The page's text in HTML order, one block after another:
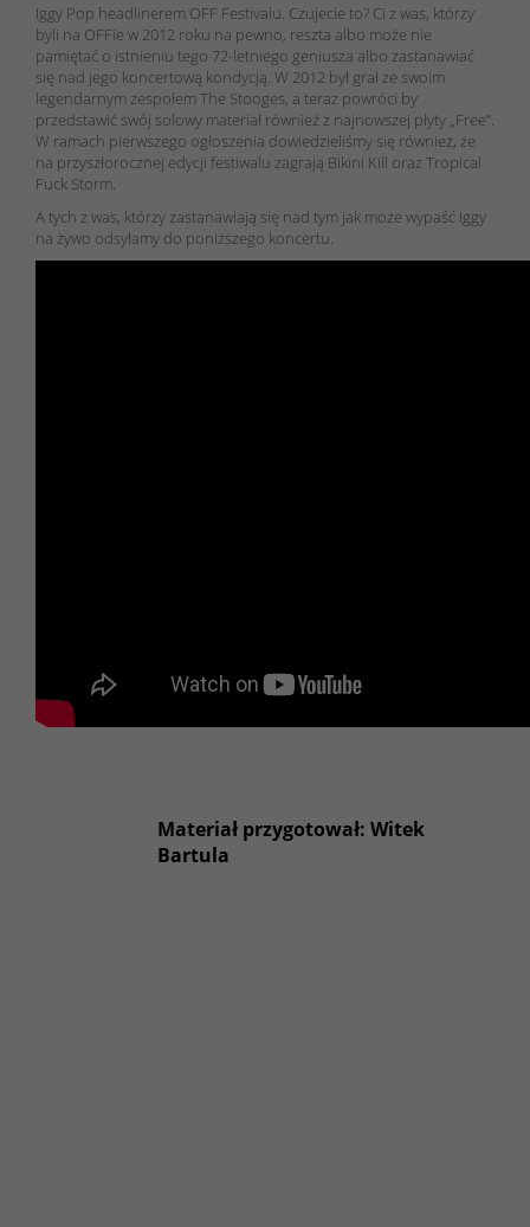
Iggy Pop headlinerem OFF Festivalu. Czujecie to? Ci z was, którzy
byli na OFFie w 2012 roku na pewno, reszta albo może nie
pamiętać o istnieniu tego 72-letniego geniusza albo zastanawiać
się nad jego koncertową kondycją. W 2012 był grał ze swoim
legendarnym zespołem The Stooges, a teraz powróci by
przedstawić swój solowy materiał również z najnowszej płyty „Free”.
W ramach pierwszego ogłoszenia dowiedzieliśmy się również, że
na przyszłorocznej edycji festiwalu zagrają Bikini Kill oraz Tropical
Fuck Storm.
A tych z was, którzy zastanawiają się nad tym jak może wypaść Iggy
na żywo odsyłamy do poniższego koncertu.
Materiał przygotował: Witek
Bartula